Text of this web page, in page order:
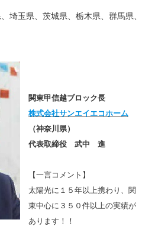
埼玉県、茨城県、栃木県、群馬県、
関東甲信越ブロック長
株式会社サンエイエコホーム
（神奈川県）
代表取締役 武中 進
【一言コメント】
太陽光に１５年以上携わり、関
東中心に３５０件以上の実績が
あります！！